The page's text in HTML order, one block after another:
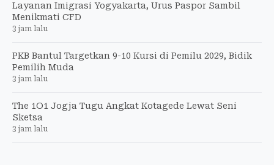
Layanan Imigrasi Yogyakarta, Urus Paspor Sambil
Menikmati CFD
3 jam lalu
PKB Bantul Targetkan 9-10 Kursi di Pemilu 2029, Bidik
Pemilih Muda
3 jam lalu
The 1O1 Jogja Tugu Angkat Kotagede Lewat Seni
Sketsa
3 jam lalu